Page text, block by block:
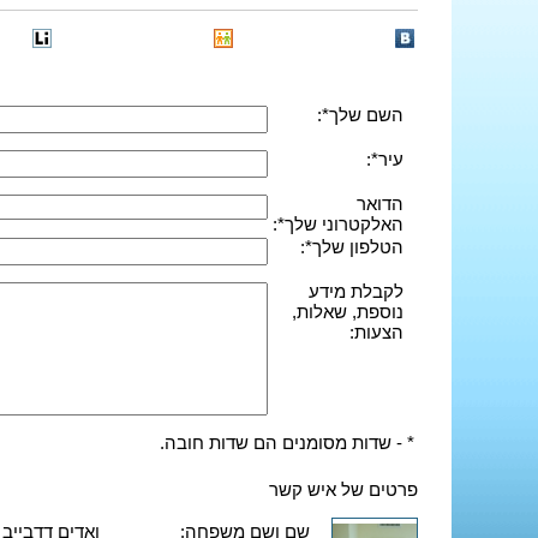
השם שלך*:
עיר*:
הדואר
האלקטרוני שלך*:
הטלפון שלך*:
לקבלת מידע
נוספת, שאלות,
הצעות:
* - שדות מסומנים הם שדות חובה.
פרטים של איש קשר
שם ושם משפחה: ואדים דדבייב